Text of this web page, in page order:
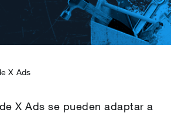
X Ads
X Ads se pueden adaptar a